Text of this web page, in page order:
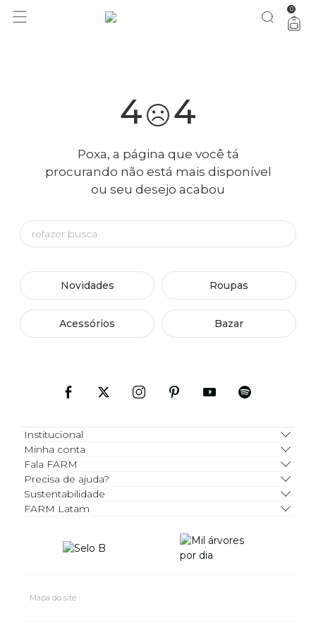
você merece 30% OFF pra comemorar com a gente aproveita! 0
4 4
Poxa, a página que você tá
procurando não está mais disponível
ou seu desejo acabou
Novidades Roupas
Acessórios Bazar
Institucional
Minha conta
Fala FARM
Precisa de ajuda?
Sustentabilidade
FARM Latam
Mapa do site